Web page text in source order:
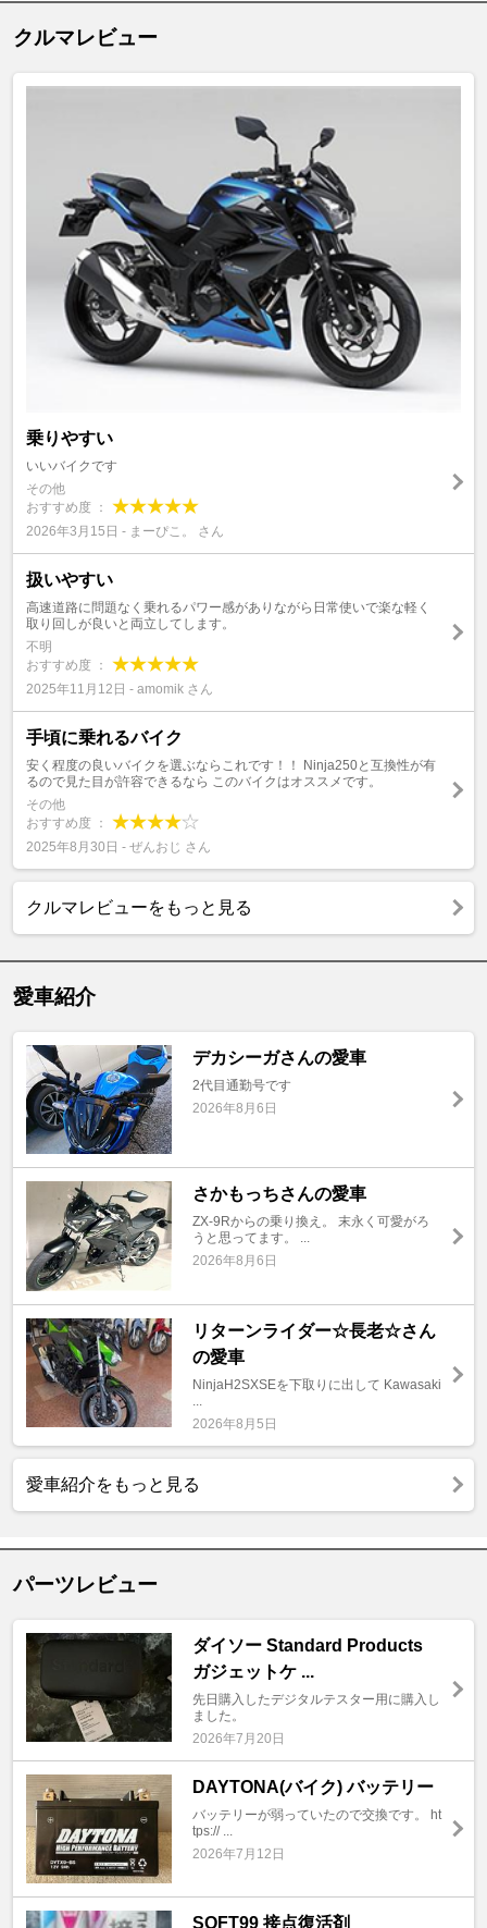
クルマレビュー
乗りやすい
いいバイクです
その他
おすすめ度 ：
2026年3月15日 - まーぴこ。 さん
扱いやすい
高速道路に問題なく乗れるパワー感がありながら日常使いで楽な軽く
取り回しが良いと両立してします。
不明
おすすめ度 ：
2025年11月12日 - amomik さん
手頃に乗れるバイク
安く程度の良いバイクを選ぶならこれです！！ Ninja250と互換性が有
るので見た目が許容できるなら このバイクはオススメです。
その他
おすすめ度 ：
2025年8月30日 - ぜんおじ さん
クルマレビューをもっと見る
愛車紹介
デカシーガさんの愛車
2代目通勤号です
2026年8月6日
さかもっちさんの愛車
ZX-9Rからの乗り換え。 末永く可愛がろ
うと思ってます。 ...
2026年8月6日
リターンライダー☆長老☆さん
の愛車
NinjaH2SXSEを下取りに出して Kawasaki
2026年8月5日
愛車紹介をもっと見る
パーツレビュー
ダイソー Standard Products
ガジェットケ ...
先日購入したデジタルテスター用に購入し
ました。
2026年7月20日
DAYTONA(バイク) バッテリー
バッテリーが弱っていたので交換です。 ht
tps:// ...
2026年7月12日
SOFT99 接点復活剤